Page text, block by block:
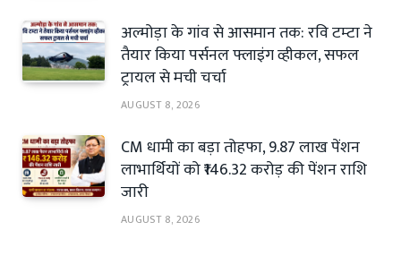
अल्मोड़ा के गांव से आसमान तक: रवि टम्टा ने
तैयार किया पर्सनल फ्लाइंग व्हीकल, सफल
ट्रायल से मची चर्चा
AUGUST 8, 2026
CM धामी का बड़ा तोहफा, 9.87 लाख पेंशन
लाभार्थियों को ₹146.32 करोड़ की पेंशन राशि
जारी
AUGUST 8, 2026